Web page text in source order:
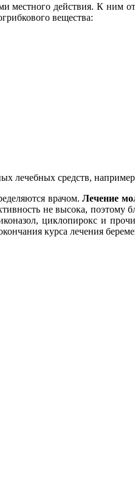
местного действия. К ним
вещества:
лечебных средств,
врачом.Лечение
не высока, поэтому
циклопирокс и
курса лечения